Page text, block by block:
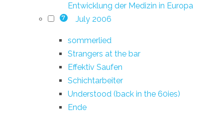
Entwicklung der Medizin in Europa
7 July 2006
sommerlied
Strangers at the bar
Effektiv Saufen
Schichtarbeiter
Understood (back in the 60ies)
Ende